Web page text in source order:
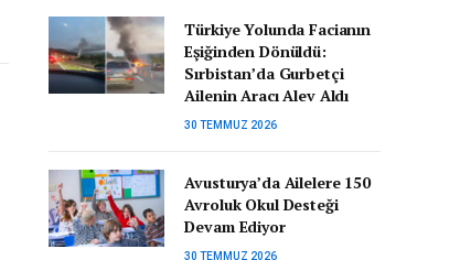
Türkiye Yolunda Facianın
Eşiğinden Dönüldü:
Sırbistan’da Gurbetçi
Ailenin Aracı Alev Aldı
30 TEMMUZ 2026
Avusturya’da Ailelere 150
Avroluk Okul Desteği
Devam Ediyor
30 TEMMUZ 2026